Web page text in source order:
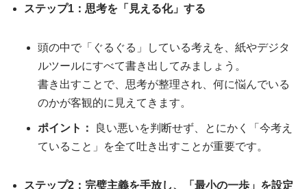
ステップ1：思考を「見える化」する
頭の中で「ぐるぐる」している考えを、紙やデジタ
ルツールにすべて書き出してみましょう。
書き出すことで、思考が整理され、何に悩んでいる
のかが客観的に見えてきます。
ポイント：
良い悪いを判断せず、とにかく「今考え
ていること」を全て吐き出すことが重要です。
ステップ2：完璧主義を手放し、「最小の一歩」を設定